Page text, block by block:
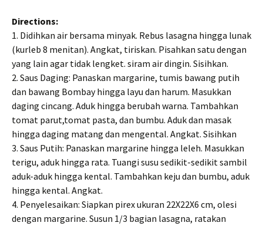
Directions:
1. Didihkan air bersama minyak. Rebus lasagna hingga lunak
(kurleb 8 menitan). Angkat, tiriskan. Pisahkan satu dengan
yang lain agar tidak lengket. siram air dingin. Sisihkan.
2. Saus Daging: Panaskan margarine, tumis bawang putih
dan bawang Bombay hingga layu dan harum. Masukkan
daging cincang. Aduk hingga berubah warna. Tambahkan
tomat parut,tomat pasta, dan bumbu. Aduk dan masak
hingga daging matang dan mengental. Angkat. Sisihkan
3. Saus Putih: Panaskan margarine hingga leleh. Masukkan
terigu, aduk hingga rata. Tuangi susu sedikit-sedikit sambil
aduk-aduk hingga kental. Tambahkan keju dan bumbu, aduk
hingga kental. Angkat.
4. Penyelesaikan: Siapkan pirex ukuran 22X22X6 cm, olesi
dengan margarine. Susun 1/3 bagian lasagna, ratakan